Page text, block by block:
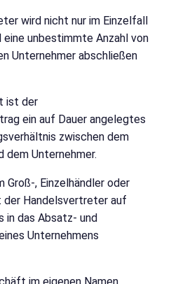
wird nicht nur im Einzelfall
unbestimmte Anzahl von
Unternehmer abschließen
ist der
ein auf Dauer angelegtes
zwischen dem
dem Unternehmer.
Groß-, Einzelhändler oder
der Handelsvertreter auf
in das Absatz- und
Unternehmens